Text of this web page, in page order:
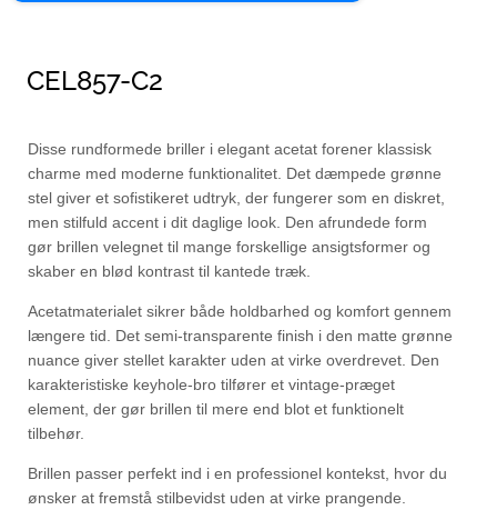
CEL857-C2
Disse rundformede briller i elegant acetat forener klassisk
charme med moderne funktionalitet. Det dæmpede grønne
stel giver et sofistikeret udtryk, der fungerer som en diskret,
men stilfuld accent i dit daglige look. Den afrundede form
gør brillen velegnet til mange forskellige ansigtsformer og
skaber en blød kontrast til kantede træk.
Acetatmaterialet sikrer både holdbarhed og komfort gennem
længere tid. Det semi-transparente finish i den matte grønne
nuance giver stellet karakter uden at virke overdrevet. Den
karakteristiske keyhole-bro tilfører et vintage-præget
element, der gør brillen til mere end blot et funktionelt
tilbehør.
Brillen passer perfekt ind i en professionel kontekst, hvor du
ønsker at fremstå stilbevidst uden at virke prangende.